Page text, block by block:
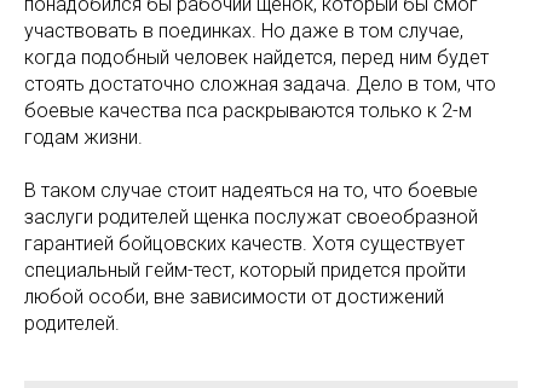
участвовать в поединках. Но даже в том случае,
когда подобный человек найдется, перед ним будет
стоять достаточно сложная задача. Дело в том, что
боевые качества пса раскрываются только к 2-м
годам жизни.
В таком случае стоит надеяться на то, что боевые
заслуги родителей щенка послужат своеобразной
гарантией бойцовских качеств. Хотя существует
специальный гейм-тест, который придется пройти
любой особи, вне зависимости от достижений
родителей.